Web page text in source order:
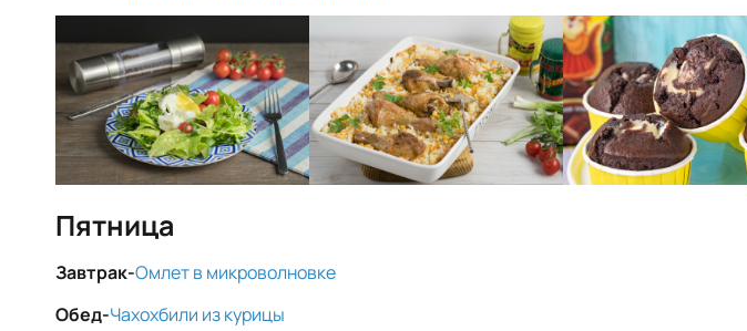
Пятница
Завтрак-Омлет в микроволновке
Обед-Чахохбили из курицы